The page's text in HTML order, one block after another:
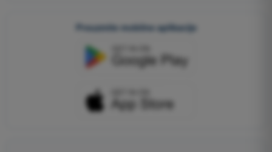
Preuzmite mobilne aplikacije